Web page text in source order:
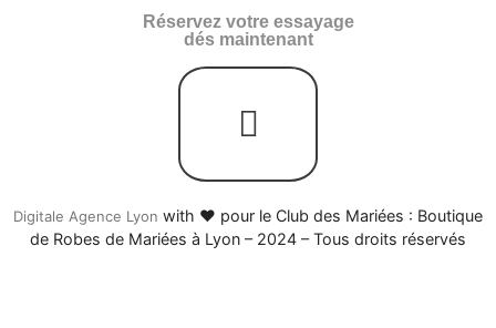
Réservez votre essayage
dés maintenant
Digitale Agence Lyon with ♥ pour le Club des Mariées : Boutique
de Robes de Mariées à Lyon – 2024 – Tous droits réservés